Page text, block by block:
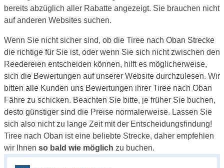
bereits abzüglich aller Rabatte angezeigt. Sie brauchen nicht
auf anderen Websites suchen.
Wenn Sie nicht sicher sind, ob die Tiree nach Oban Strecke
die richtige für Sie ist, oder wenn Sie sich nicht zwischen den
Reedereien entscheiden können, hilft es möglicherweise,
sich die Bewertungen auf unserer Website durchzulesen. Wir
bitten alle Kunden uns Bewertungen ihrer Tiree nach Oban
Fähre zu schicken. Beachten Sie bitte, je früher Sie buchen,
desto günstiger sind die Preise normalerweise. Lassen Sie
sich also nicht zu lange Zeit mit der Entscheidungsfindung!
Tiree nach Oban ist eine beliebte Strecke, daher empfehlen
wir Ihnen so bald wie möglich zu buchen.